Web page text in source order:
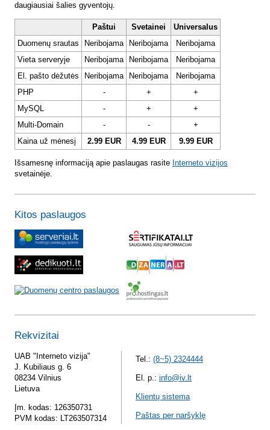
daugiausiai šalies gyventojų.
Paštui Svetainei
Universalus
Duomenų srautas
Neribojama Neribojama
Neribojama
Vieta serveryje
Neribojama Neribojama
Neribojama
El. pašto dėžutės
Neribojama Neribojama
Neribojama
PHP
- +
+
MySQL
- +
+
Multi-Domain
- -
+
Kaina už mėnesį
2.99 EUR 4.99 EUR 9.99 EUR
Išsamesnę informaciją apie paslaugas rasite Interneto vizijos
svetainėje.
Kitos paslaugos
Rekvizitai
UAB "Interneto vizija"
J. Kubiliaus g. 6
08234 Vilnius
Lietuva
Įm. kodas: 126350731
PVM kodas: LT263507314
Tel.: (8~5) 2324444
El. p.: info@iv.lt
Klientų sistema
Paštas per naršyklę